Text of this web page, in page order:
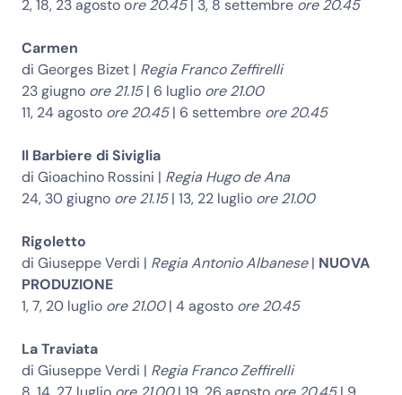
2, 18, 23 agosto ore 20.45| 3, 8 settembre ore 20.45
Carmen
di Georges Bizet | Regia Franco Zeffirelli
23 giugno ore 21.15| 6 luglio ore 21.00
11, 24 agosto ore 20.45| 6 settembre ore 20.45
Il Barbiere di Siviglia
di Gioachino Rossini | Regia Hugo de Ana
24, 30 giugno ore 21.15| 13, 22 luglio ore 21.00
Rigoletto
di Giuseppe Verdi | Regia Antonio Albanese| NUOVA
PRODUZIONE
1, 7, 20 luglio ore 21.00| 4 agosto ore 20.45
La Traviata
di Giuseppe Verdi | Regia Franco Zeffirelli